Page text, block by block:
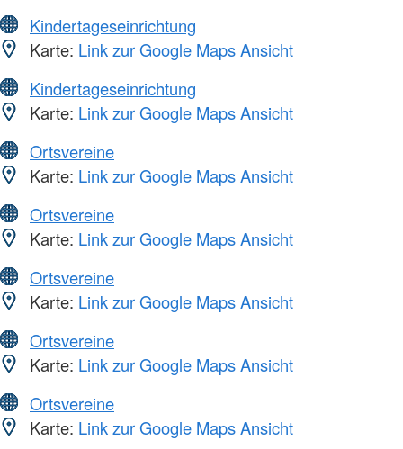
Kindertageseinrichtung
Karte: Link zur Google Maps Ansicht
Kindertageseinrichtung
Karte: Link zur Google Maps Ansicht
Ortsvereine
Karte: Link zur Google Maps Ansicht
Ortsvereine
Karte: Link zur Google Maps Ansicht
Ortsvereine
Karte: Link zur Google Maps Ansicht
Ortsvereine
Karte: Link zur Google Maps Ansicht
Ortsvereine
Karte: Link zur Google Maps Ansicht